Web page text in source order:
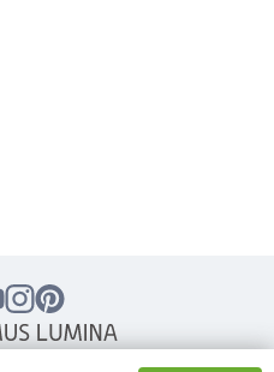
– Visos teisės